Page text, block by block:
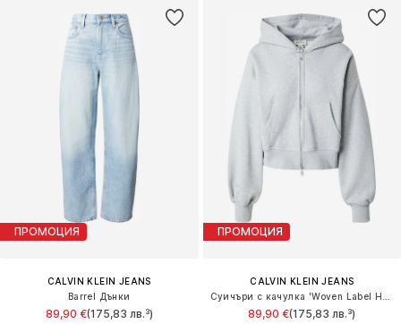
ПРОМОЦИЯ
CALVIN KLEIN JEANS
Barrel Дънки
89,90 €(175,83 лв.³)
ПРОМОЦИЯ
CALVIN KLEIN JEANS
89,90 €(175,83 лв.³)